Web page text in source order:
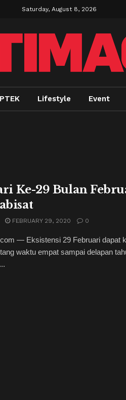
Saturday, August 8, 2026
Lifestyle Event
Ke-29 Bulan
FEBRUARY 29, 2020 0
— Eksistensi 29 Februari dapat
waktu empat sampai delapan